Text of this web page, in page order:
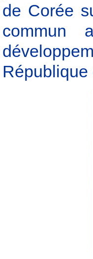
de Corée
commun
République